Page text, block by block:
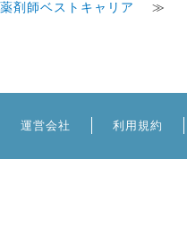
薬剤師ベストキャリア ≫
運営会社 利用規約